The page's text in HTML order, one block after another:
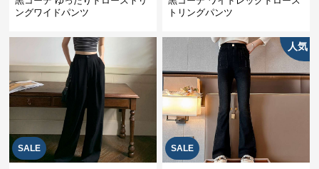
ングワイドパンツ
トリングパンツ
SALE SALE
人気